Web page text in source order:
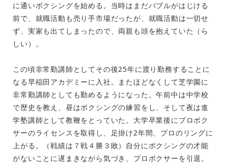
に通いボクシングを始める。当時はまだバブルがはじける
前で、就職活動も売り手市場だったが、就職活動は一切せ
ず、実家も出てしまったので、両親も頭を抱えていた（ら
しい）。
この頃非常勤講師としてその後25年に渡り勤務することに
なる早稲田アカデミーに入社。またほどなくして芝学園に
非常勤講師としても勤めるようになった。午前中は中学校
で歴史を教え、昼はボクシングの練習をし、そして夜は進
学塾講師として教鞭をとっていた。大学卒業後にプロボク
サーのライセンスを取得し、足掛け2年間、プロのリングに
上がる。（戦績は７戦４勝３敗）自分にボクシングの才能
がないことに遅まきながら気づき、プロボクサーを引退。